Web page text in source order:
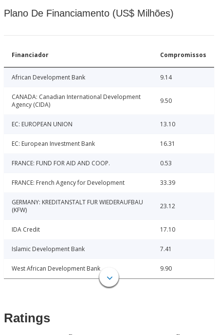
Plano De Financiamento (US$ Milhões)
Financiador Compromissos
African Development Bank 9.14
CANADA: Canadian International Development
Agency (CIDA)
9.50
EC: EUROPEAN UNION 13.10
EC: European Investment Bank 16.31
FRANCE: FUND FOR AID AND COOP. 0.53
FRANCE: French Agency for Development 33.39
GERMANY: KREDITANSTALT FUR WIEDERAUFBAU
(KFW)
23.12
IDA Credit 17.10
Islamic Development Bank 7.41
West African Development Bank 9.90
Ratings